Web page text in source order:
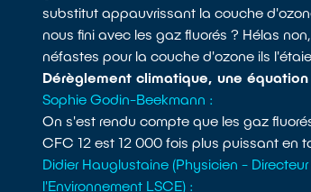
substitut appauvrissant la couche
nous fini avec les gaz fluorés ? Hélas
néfastes pour la couche d'ozone ils
Dérèglement climatique, une
Sophie Godin-Beekmann :
On s'est rendu compte que les gaz
CFC 12 est 12 000 fois plus puissant en
Didier Hauglustaine (Physicien -
l'Environnement LSCE) :